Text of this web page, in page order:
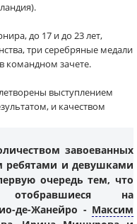
до 17 и до 23 лет,
три серебряные медали
командном зачете.
выступлением
и качеством
завоеванных
ребятами и девушками
очередь тем, что
отобравшиеся на
де-Жанейро - Максим